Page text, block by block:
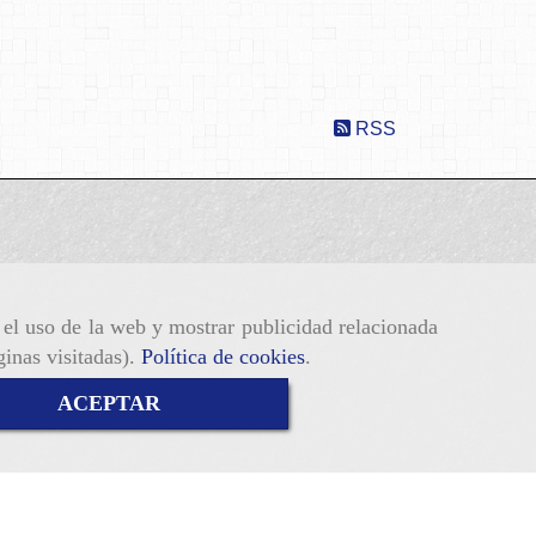
uso de la web y mostrar publicidad relacionada
visitadas). Política de cookies.
ACEPTAR
RSS